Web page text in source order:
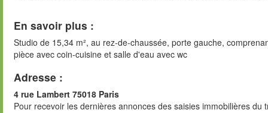
En savoir plus :
Studio de 15,34 m², au rez-de-chaussée, porte gauche,
pièce avec coin-cuisine et salle d'eau avec wc
Adresse :
4 rue Lambert 75018 Paris
Pour recevoir les dernières annonces des saisies immobilières